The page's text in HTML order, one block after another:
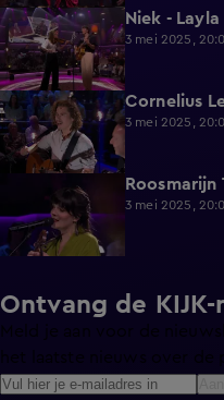
1:57 Niek - Layla
3 mei 2025,
2:14 Cornelius
3 mei 2025,
Roosmarijn
3 mei 2025,
Ontvang de
Meld je aan voor de